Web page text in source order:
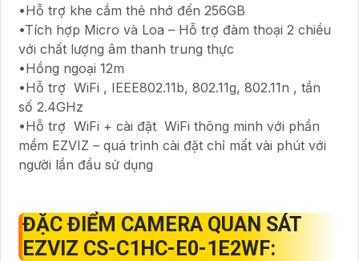
•Hỗ trợ khe cắm thẻ nhớ đến 256GB
•Tích hợp Micro và Loa – Hỗ trợ đàm thoại 2 chiều
với chất lượng âm thanh trung thực
•Hồng ngoại 12m
•Hỗ trợ WiFi , IEEE802.11b, 802.11g, 802.11n , tần
số 2.4GHz
•Hỗ trợ WiFi + cài đặt WiFi thông minh với phần
mềm EZVIZ – quá trình cài đặt chỉ mất vài phút với
người lần đầu sử dụng
ĐẶC ĐIỂM CAMERA QUAN SÁT
EZVIZ CS-C1HC-E0-1E2WF: